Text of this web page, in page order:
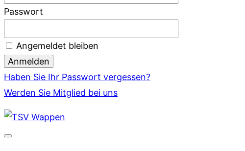
Passwort
Angemeldet bleiben
Haben Sie Ihr Passwort vergessen?
Werden Sie Mitglied bei uns
Zum
Inhalt